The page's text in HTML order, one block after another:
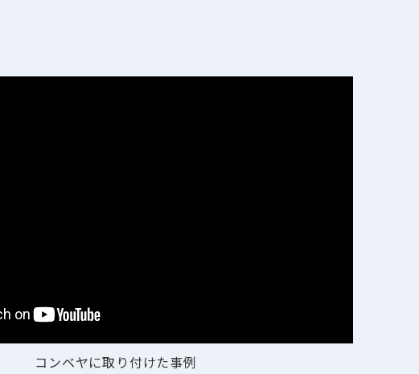
コンベヤに取り付けた事例